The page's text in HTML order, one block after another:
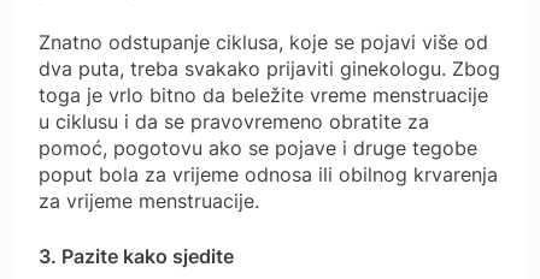
Znatno odstupanje ciklusa, koje se pojavi više od
dva puta, treba svakako prijaviti ginekologu. Zbog
toga je vrlo bitno da beležite vreme menstruacije
u ciklusu i da se pravovremeno obratite za
pomoć, pogotovu ako se pojave i druge tegobe
poput bola za vrijeme odnosa ili obilnog krvarenja
za vrijeme menstruacije.
3. Pazite kako sjedite